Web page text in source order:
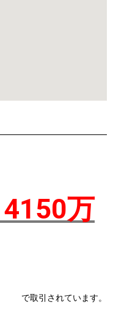
万
で取引されています。